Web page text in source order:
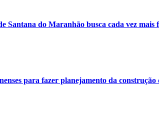
Santana do Maranhão busca cada vez
para fazer planejamento da construção